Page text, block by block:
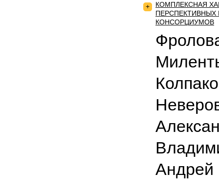
+
КОМПЛЕКСНАЯ
КОНСОРЦИУМОВ
Андрей